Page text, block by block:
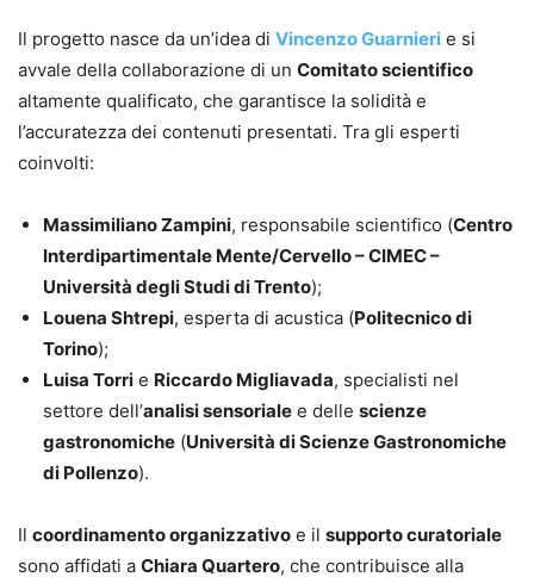
Il progetto nasce da un’idea di Vincenzo Guarnieri e si
avvale della collaborazione di un Comitato scientifico
altamente qualificato, che garantisce la solidità e
l’accuratezza dei contenuti presentati. Tra gli esperti
coinvolti:
Massimiliano Zampini, responsabile scientifico (Centro
Interdipartimentale Mente/Cervello – CIMEC –
Università degli Studi di Trento);
Louena Shtrepi, esperta di acustica (Politecnico di
Torino);
Luisa Torri e Riccardo Migliavada, specialisti nel
settore dell’analisi sensoriale e delle scienze
gastronomiche (Università di Scienze Gastronomiche
di Pollenzo).
Il coordinamento organizzativo e il supporto curatoriale
sono affidati a Chiara Quartero, che contribuisce alla